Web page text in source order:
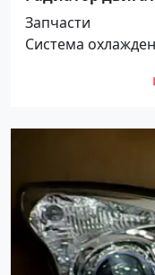
ON-DO MI-DO
Запчасти
Система